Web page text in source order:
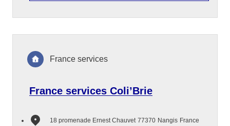
France services Coli’Brie
18 promenade Ernest Chauvet 77370 Nangis France
France services